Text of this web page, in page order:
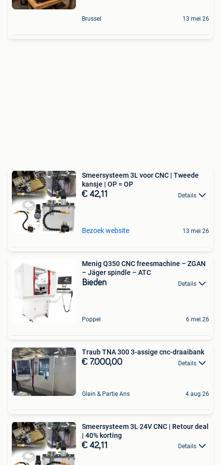
Brussel 13 mei 26
Smeersysteem 3L voor CNC | Tweede
kansje | OP = OP
€ 42,11 Details
Bezoek website 13 mei 26
Menig Q350 CNC freesmachine – ZGAN
– Jäger spindle – ATC
Bieden Details
Poppel 6 mei 26
Traub TNA 300 3-assige cnc-draaibank
€ 7.000,00 Details
Glain & Partie Ans 4 aug 26
Smeersysteem 3L 24V CNC | Retour deal
| 40% korting
€ 42,11 Details